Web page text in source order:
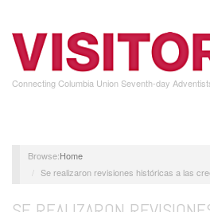
main
content
Connecting Columbia Union Seventh-day
Home
Se realizaron revisiones históricas a las